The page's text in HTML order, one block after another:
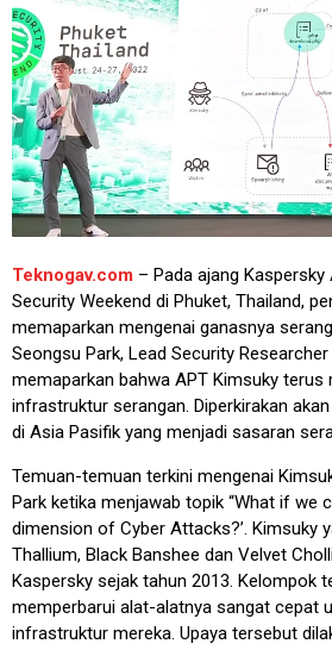
Teknogav.com – Pada ajang
Security Weekend di Phuket, Thailand,
memaparkan mengenai ganasnya
Seongsu Park, Lead Security
memaparkan bahwa APT Kimsuky terus
infrastruktur serangan. Diperkirakan
di Asia Pasifik yang menjadi sasaran
Temuan-temuan terkini mengenai
Park ketika menjawab topik “What if we
dimension of Cyber Attacks?’. Kimsuky
Thallium, Black Banshee dan Velvet
Kaspersky sejak tahun 2013. Kelompok
memperbarui alat-alatnya sangat cepat
infrastruktur mereka. Upaya tersebut